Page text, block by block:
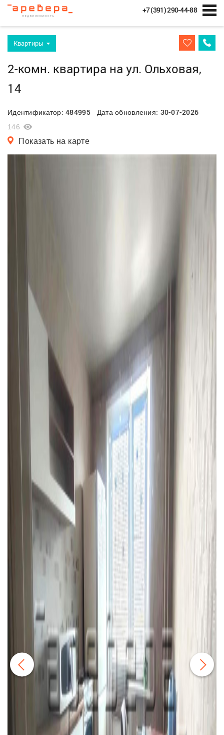
+7 (391) 290-44-88
Квартиры
2-комн. квартира на ул. Ольховая,
14
Идентификатор:484995Дата обновления: 30-07-2026
146
Показать на карте